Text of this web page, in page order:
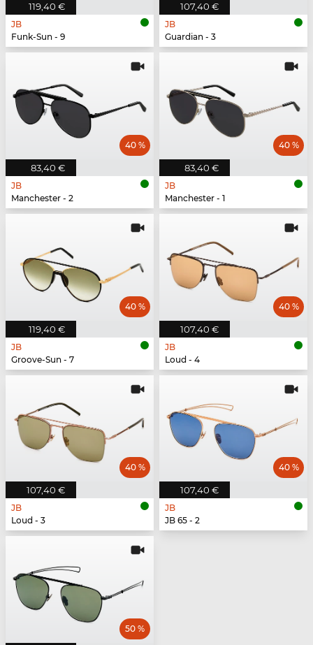
119,40 €
JB
Funk-Sun - 9
107,40 €
JB
Guardian - 3
83,40 €
40 %
JB
Manchester - 2
83,40 €
40 %
JB
Manchester - 1
119,40 €
40 %
JB
Groove-Sun - 7
107,40 €
40 %
JB
Loud - 4
107,40 €
40 %
JB
Loud - 3
107,40 €
40 %
JB
JB 65 - 2
50 %